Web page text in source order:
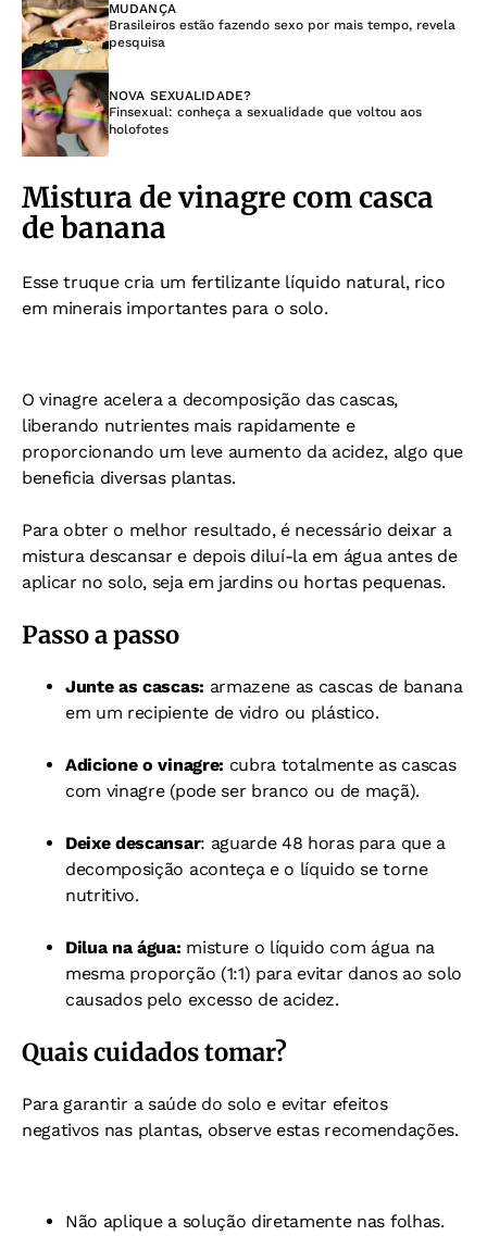
MUDANÇA
Brasileiros estão fazendo sexo por mais tempo, revela
pesquisa
NOVA SEXUALIDADE?
Finsexual: conheça a sexualidade que voltou aos
holofotes
Mistura de vinagre com casca
de banana
Esse truque cria um fertilizante líquido natural, rico
em minerais importantes para o solo.
O vinagre acelera a decomposição das cascas,
liberando nutrientes mais rapidamente e
proporcionando um leve aumento da acidez, algo que
beneficia diversas plantas.
Para obter o melhor resultado, é necessário deixar a
mistura descansar e depois diluí-la em água antes de
aplicar no solo, seja em jardins ou hortas pequenas.
Passo a passo
Junte as cascas: armazene as cascas de banana
em um recipiente de vidro ou plástico.
Adicione o vinagre: cubra totalmente as cascas
com vinagre (pode ser branco ou de maçã).
Deixe descansar: aguarde 48 horas para que a
decomposição aconteça e o líquido se torne
nutritivo.
Dilua na água: misture o líquido com água na
mesma proporção (1:1) para evitar danos ao solo
causados pelo excesso de acidez.
Quais cuidados tomar?
Para garantir a saúde do solo e evitar efeitos
negativos nas plantas, observe estas recomendações.
Não aplique a solução diretamente nas folhas.